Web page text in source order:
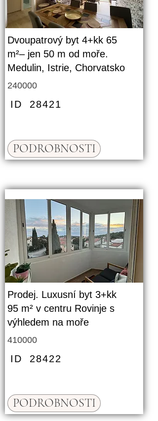
Dvoupatrový byt 4+kk 65
m²– jen 50 m od moře.
Medulin, Istrie, Chorvatsko
240000
ID 28421
PODROBNOSTI
Prodej. Luxusní byt 3+kk
95 m² v centru Rovinje s
výhledem na moře
410000
ID 28422
PODROBNOSTI